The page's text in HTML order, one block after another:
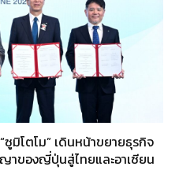
โตโม” เดินหน้าขยายธุรกิจ
ของญี่ปุ่นสู่ไทยและอาเซียน